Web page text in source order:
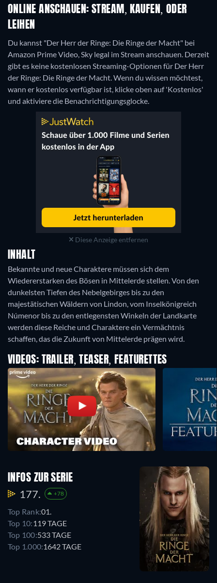
ONLINE ANSCHAUEN: STREAM, KAUFEN, ODER
LEIHEN
Du kannst "Der Herr der Ringe: Die Ringe der Macht" bei
Amazon Prime Video, Sky legal im Stream anschauen. Derzeit
gibt es keine kostenlosen Streaming-Optionen für Der Herr
der Ringe: Die Ringe der Macht. Wenn du wissen möchtest,
wann er kostenlos verfügbar ist, klicke oben auf 'Kostenlos'
und aktiviere die Benachrichtigungsglocke.
Diese Anzeige entfernen
INHALT
Bekannte und neue Charaktere müssen sich dem
Wiedererstarken des Bösen in Mittelerde stellen. Von den
dunkelsten Tiefen des Nebelgebirges bis zu den
majestätischen Wäldern von Lindon, vom Inselkönigreich
Númenor bis zu den entlegensten Winkeln der Landkarte
werden diese Reiche und Charaktere ein Vermächtnis
schaffen, das die Zukunft von Mittelerde prägen wird.
VIDEOS: TRAILER, TEASER, FEATURETTES
INFOS ZUR SERIE
177. +78
Top Rank:01.
Top 10: 119 TAGE
Top 100:533 TAGE
Top 1.000:1642 TAGE